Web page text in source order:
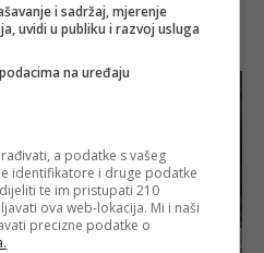
i sadržaj, mjerenje
uvidi u publiku i razvoj usluga
na uređaju
a podatke s vašeg
identifikatore i druge podatke
te im pristupati 210
ova web-lokacija. Mi i naši
precizne podatke o